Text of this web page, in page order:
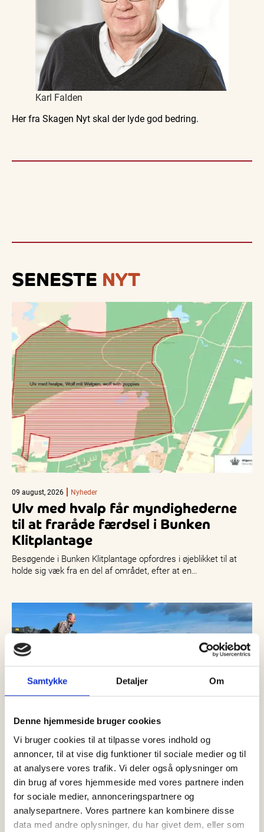
Samtykke Detaljer Om
Denne hjemmeside bruger cookies
Vi bruger cookies til at tilpasse vores indhold og
annoncer, til at vise dig funktioner til sociale medier og til
at analysere vores trafik. Vi deler også oplysninger om
din brug af vores hjemmeside med vores partnere inden
for sociale medier, annonceringspartnere og
analysepartnere. Vores partnere kan kombinere disse
data med andre oplysninger, du har givet dem, eller som
Karl Falden
Her fra Skagen Nyt skal der lyde god bedring.
SENESTE NYT
09 august, 2026 Nyheder
Ulv med hvalp får myndighederne
til at fraråde færdsel i Bunken
Klitplantage
Besøgende i Bunken Klitplantage opfordres i øjeblikket til at
holde sig væk fra en del af området, efter at en…
08 august, 2026 Nyheder
Sjælden brugde fundet død ved
Ålbæk – skal undersøges af